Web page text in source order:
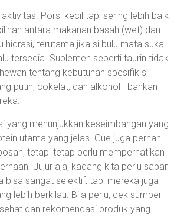
Porsi kecil tapi sering lebih baik
antara makanan basah (wet) dan
terutama jika si bulu mata suka
tersedia. Suplemen seperti taurin tidak
tentang kebutuhan spesifik si
putih, cokelat, dan alkohol—bahkan
yang menunjukkan keseimbangan yang
utama yang jelas. Gue juga pernah
tetapi tetap perlu memperhatikan
Jujur aja, kadang kita perlu sabar
bisa sangat selektif, tapi mereka juga
lebih berkilau. Bila perlu, cek sumber-
dan rekomendasi produk yang